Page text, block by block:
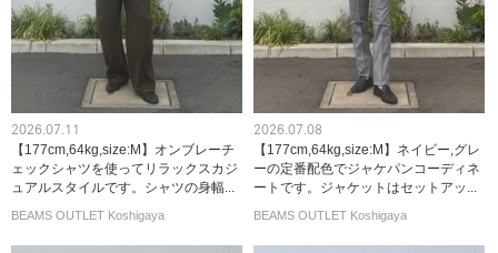
2026.07.11
【177cm,64kg,size:M】オンブレーチ
ェックシャツを使ってリラックスカジ
ュアルスタイルです。シャツの身幅...
BEAMS OUTLET Koshigaya
2026.07.08
【177cm,64kg,size:M】ネイビー,グレ
ーの定番配色でジャケパンコーディネ
ートです。ジャケットはセットアッ...
BEAMS OUTLET Koshigaya